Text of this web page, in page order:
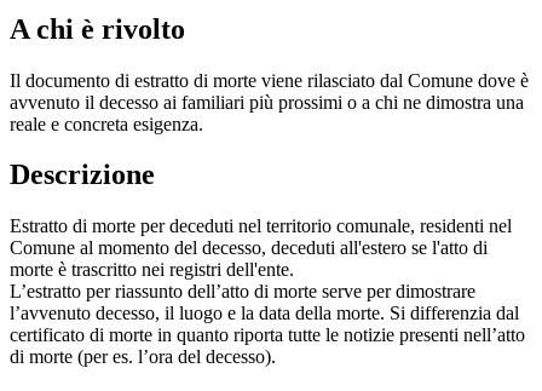
A chi è rivolto
Il documento di estratto di morte viene rilasciato dal Comune dove è
avvenuto il decesso ai familiari più prossimi o a chi ne dimostra una
reale e concreta esigenza.
Descrizione
Estratto di morte per deceduti nel territorio comunale, residenti nel
Comune al momento del decesso, deceduti all'estero se l'atto di
morte è trascritto nei registri dell'ente.
L’estratto per riassunto dell’atto di morte serve per dimostrare
l’avvenuto decesso, il luogo e la data della morte. Si differenzia dal
certificato di morte in quanto riporta tutte le notizie presenti nell’atto
di morte (per es. l’ora del decesso).